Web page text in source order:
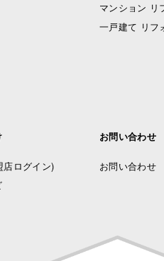
マンション リ
一戸建て リフ
店ログイン)
お問い合わせ
お問い合わせ